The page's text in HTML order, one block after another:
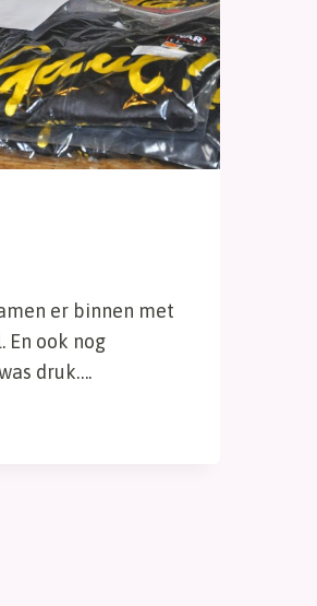
er binnen met
En ook nog
druk….